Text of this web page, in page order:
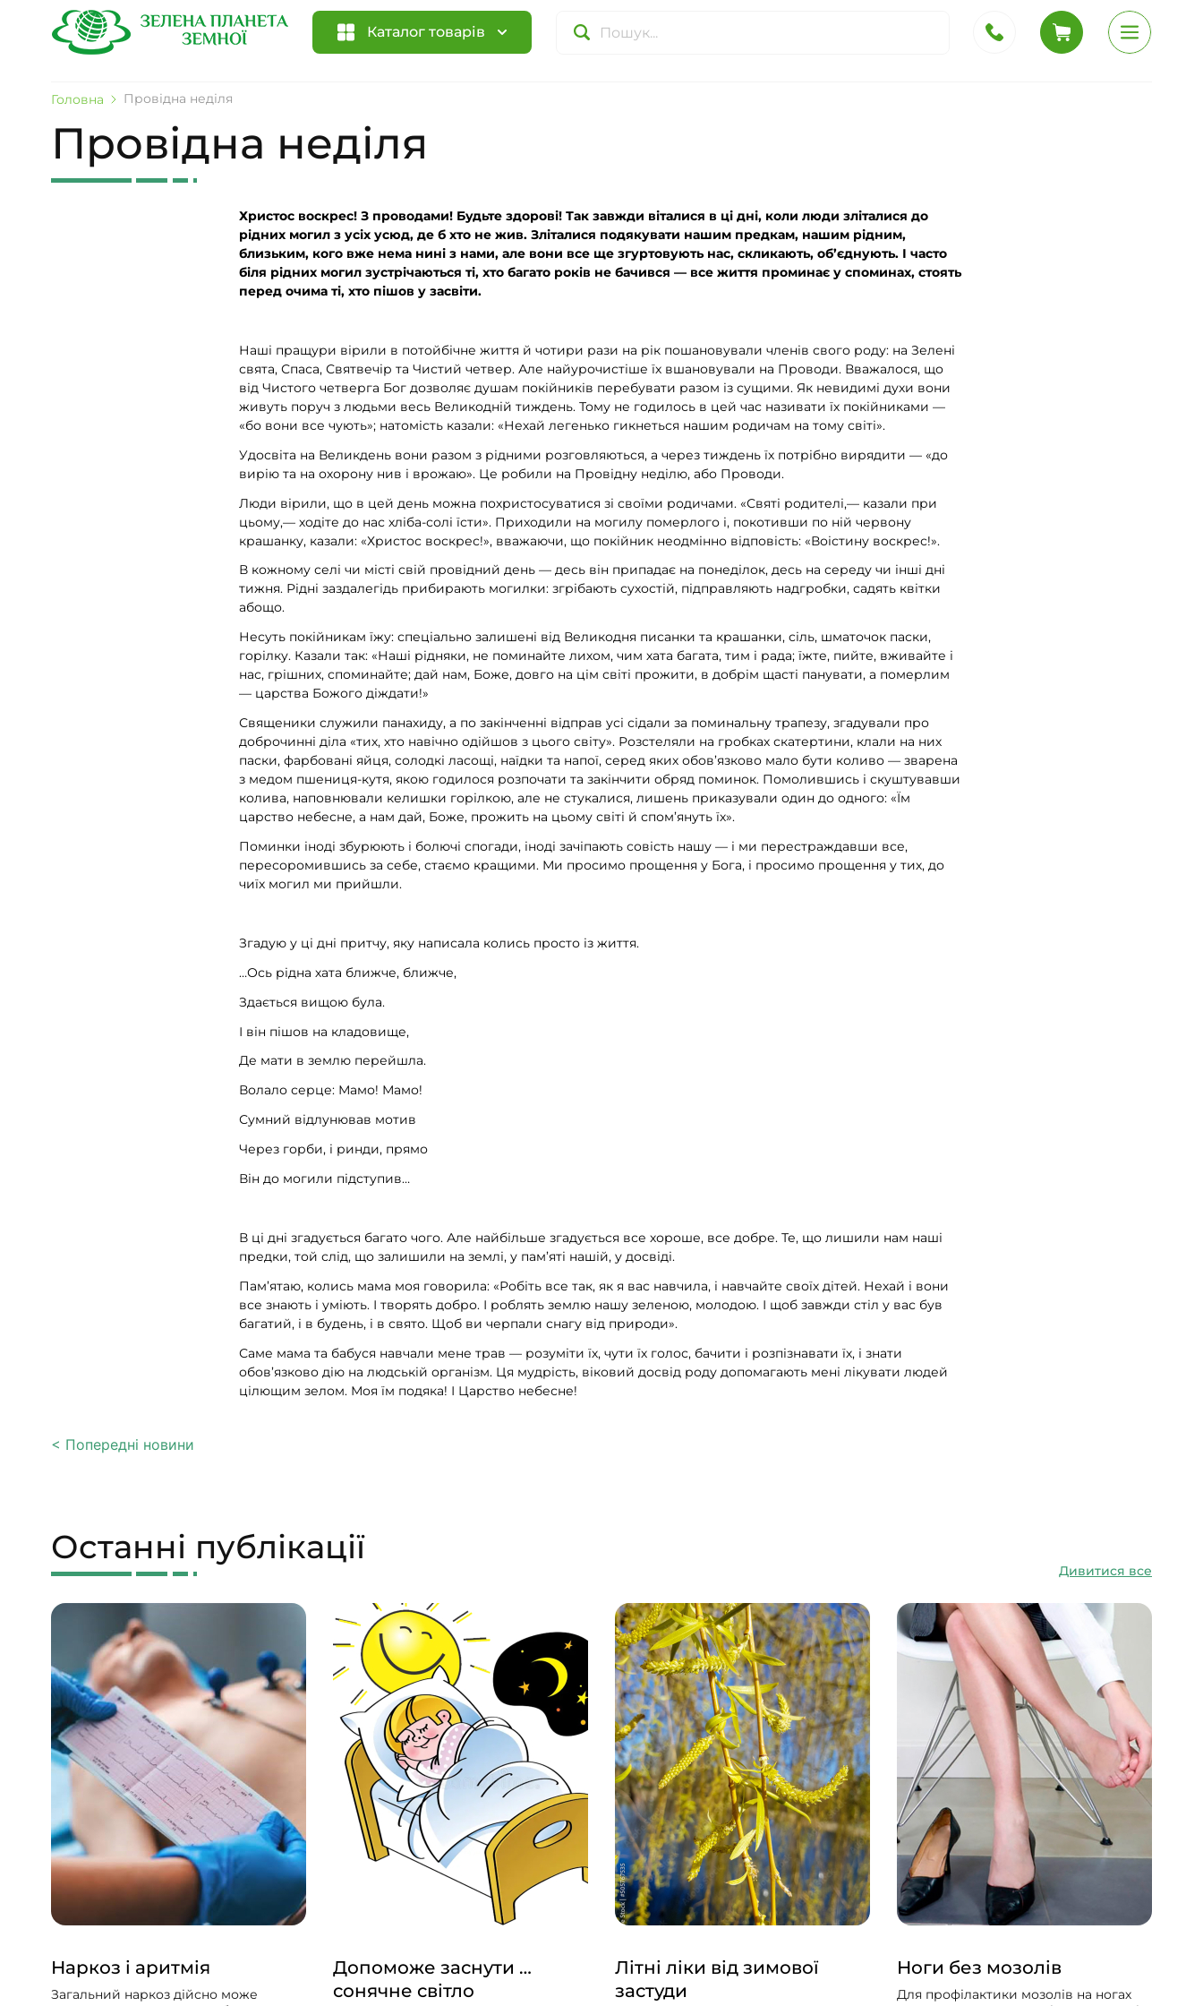
Каталог товарів
Головна Провідна неділя
Провідна неділя
Христос воскрес! З проводами! Будьте здорові! Так завжди віталися в ці дні, коли люди зліталися до
рідних могил з усіх усюд, де б хто не жив. Зліталися подякувати нашим предкам, нашим рідним,
близьким, кого вже нема нині з нами, але вони все ще згуртовують нас, скликають, об’єднують. І часто
біля рідних могил зустрічаються ті, хто багато років не бачився — все життя проминає у споминах, стоять
перед очима ті, хто пішов у засвіти.
Наші пращури вірили в потойбічне життя й чотири рази на рік пошановували членів свого роду: на Зелені
свята, Спаса, Святвечір та Чистий четвер. Але найурочистіше їх вшановували на Проводи. Вважалося, що
від Чистого четверга Бог дозволяє душам покійників перебувати разом із сущими. Як невидимі духи вони
живуть поруч з людьми весь Великодній тиждень. Тому не годилось в цей час називати їх покійниками —
«бо вони все чують»; натомість казали: «Нехай легенько гикнеться нашим родичам на тому світі».
Удосвіта на Великдень вони разом з рідними розговляються, а через тиждень їх потрібно вирядити — «до
вирію та на охорону нив і врожаю». Це робили на Провідну неділю, або Проводи.
Люди вірили, що в цей день можна похристосуватися зі своїми родичами. «Святі родителі,— казали при
цьому,— ходіте до нас хліба-солі їсти». Приходили на могилу померлого і, покотивши по ній червону
крашанку, казали: «Христос воскрес!», вважаючи, що покійник неодмінно відповість: «Воістину воскрес!».
В кожному селі чи місті свій провідний день — десь він припадає на понеділок, десь на середу чи інші дні
тижня. Рідні заздалегідь прибирають могилки: згрібають сухостій, підправляють надгробки, садять квітки
абощо.
Несуть покійникам їжу: спеціально залишені від Великодня писанки та крашанки, сіль, шматочок паски,
горілку. Казали так: «Наші рідняки, не поминайте лихом, чим хата багата, тим і рада; їжте, пийте, вживайте і
нас, грішних, споминайте; дай нам, Боже, довго на цім світі прожити, в добрім щасті панувати, а померлим
— царства Божого діждати!»
Священики служили панахиду, а по закінченні відправ усі сідали за поминальну трапезу, згадували про
доброчинні діла «тих, хто навічно одійшов з цього світу». Розстеляли на гробках скатертини, клали на них
паски, фарбовані яйця, солодкі ласощі, наїдки та напої, серед яких обов’язково мало бути коливо — зварена
з медом пшениця-кутя, якою годилося розпочати та закінчити обряд поминок. Помолившись і скуштувавши
колива, наповнювали келишки горілкою, але не стукалися, лишень приказували один до одного: «Їм
царство небесне, а нам дай, Боже, прожить на цьому світі й спом’януть їх».
Поминки іноді збурюють і болючі спогади, іноді зачіпають совість нашу — і ми перестраждавши все,
пересоромившись за себе, стаємо кращими. Ми просимо прощення у Бога, і просимо прощення у тих, до
чиїх могил ми прийшли.
Згадую у ці дні притчу, яку написала колись просто із життя.
…Ось рідна хата ближче, ближче,
Здається вищою була.
І він пішов на кладовище,
Де мати в землю перейшла.
Волало серце: Мамо! Мамо!
Сумний відлунював мотив
Через горби, і ринди, прямо
Він до могили підступив…
В ці дні згадується багато чого. Але найбільше згадується все хороше, все добре. Те, що лишили нам наші
предки, той слід, що залишили на землі, у пам’яті нашій, у досвіді.
Пам’ятаю, колись мама моя говорила: «Робіть все так, як я вас навчила, і навчайте своїх дітей. Нехай і вони
все знають і уміють. І творять добро. І роблять землю нашу зеленою, молодою. І щоб завжди стіл у вас був
багатий, і в будень, і в свято. Щоб ви черпали снагу від природи».
Саме мама та бабуся навчали мене трав — розуміти їх, чути їх голос, бачити і розпізнавати їх, і знати
обов’язково дію на людській організм. Ця мудрість, віковий досвід роду допомагають мені лікувати людей
цілющим зелом. Моя їм подяка! І Царство небесне!
< Попередні новини
Дивитися все
Останні публікації
Наркоз і аритмія
Загальний наркоз дійсно може
Допоможе заснути …
сонячне світло
Літні ліки від зимової
застуди
Ноги без мозолів
Для профілактики мозолів на ногах